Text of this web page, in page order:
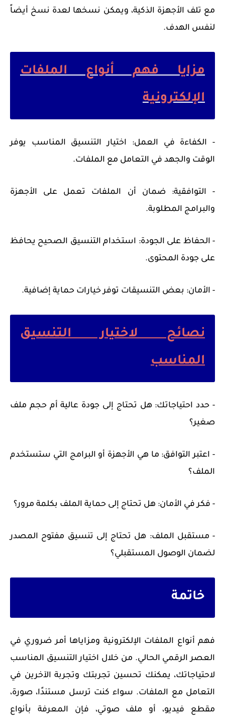
مع تلف الأجهزة الذكية، ويمكن نسخها لعدة نسخ أيضاً
لنفس الهدف.
مزايا فهم أنواع الملفات
الإلكترونية
- الكفاءة في العمل: اختيار التنسيق المناسب يوفر
الوقت والجهد في التعامل مع الملفات.
- التوافقية: ضمان أن الملفات تعمل على الأجهزة
والبرامج المطلوبة.
- الحفاظ على الجودة: استخدام التنسيق الصحيح يحافظ
على جودة المحتوى.
- الأمان: بعض التنسيقات توفر خيارات حماية إضافية.
نصائح لاختيار التنسيق
المناسب
- حدد احتياجاتك: هل تحتاج إلى جودة عالية أم حجم ملف
صغير؟
- اعتبر التوافق: ما هي الأجهزة أو البرامج التي ستستخدم
الملف؟
- فكر في الأمان: هل تحتاج إلى حماية الملف بكلمة مرور؟
- مستقبل الملف: هل تحتاج إلى تنسيق مفتوح المصدر
لضمان الوصول المستقبلي؟
خاتمة
فهم أنواع الملفات الإلكترونية ومزاياها أمر ضروري في
العصر الرقمي الحالي. من خلال اختيار التنسيق المناسب
لاحتياجاتك، يمكنك تحسين تجربتك وتجربة الآخرين في
التعامل مع الملفات. سواء كنت ترسل مستندًا، صورة،
مقطع فيديو، أو ملف صوتي، فإن المعرفة بأنواع